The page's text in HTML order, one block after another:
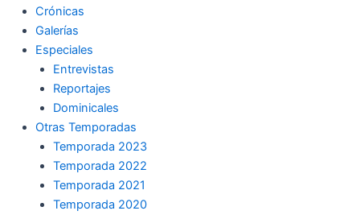
Crónicas
Galerías
Especiales
Entrevistas
Reportajes
Dominicales
Otras Temporadas
Temporada 2023
Temporada 2022
Temporada 2021
Temporada 2020